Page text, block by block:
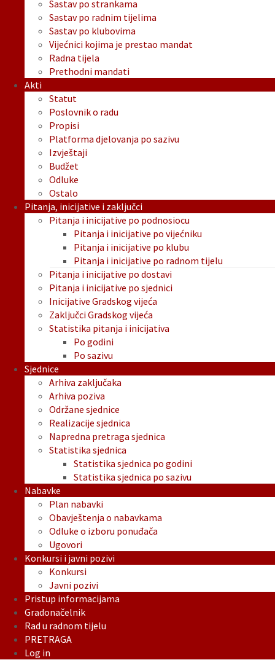
Sastav po strankama
Sastav po radnim tijelima
Sastav po klubovima
Vijećnici kojima je prestao mandat
Radna tijela
Prethodni mandati
Akti
Statut
Poslovnik o radu
Propisi
Platforma djelovanja po sazivu
Izvještaji
Budžet
Odluke
Ostalo
Pitanja, inicijative i zaključci
Pitanja i inicijative po podnosiocu
Pitanja i inicijative po vijećniku
Pitanja i inicijative po klubu
Pitanja i inicijative po radnom tijelu
Pitanja i inicijative po dostavi
Pitanja i inicijative po sjednici
Inicijative Gradskog vijeća
Zaključci Gradskog vijeća
Statistika pitanja i inicijativa
Po godini
Po sazivu
Sjednice
Arhiva zaključaka
Arhiva poziva
Održane sjednice
Realizacije sjednica
Napredna pretraga sjednica
Statistika sjednica
Statistika sjednica po godini
Statistika sjednica po sazivu
Nabavke
Plan nabavki
Obavještenja o nabavkama
Odluke o izboru ponuđača
Ugovori
Konkursi i javni pozivi
Konkursi
Javni pozivi
Pristup informacijama
Gradonačelnik
Rad u radnom tijelu
PRETRAGA
Log in